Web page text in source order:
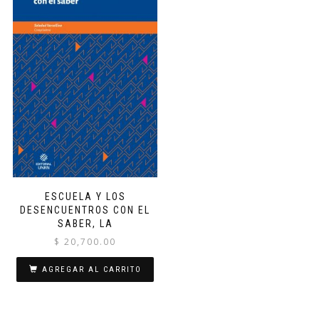
ESCUELA Y LOS
DESENCUENTROS CON EL
SABER, LA
$ 20,700.00
AGREGAR AL CARRITO